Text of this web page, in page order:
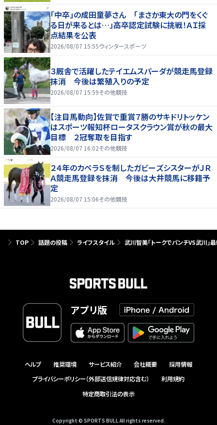
「中卒」の成田童夢さん 「まさか東大の門をくぐ
る日が来るとは…」高卒認定試験に挑戦！ＡＩ採
点結果を公表
2026/08/07 15:55ウィンタースポーツ
３厩舎で活躍したテイエムスパーダが競走馬登録
抹消 今後は繁殖入りの予定
2026/08/07 15:59その他競技
【注目馬動向】佐賀で重賞７勝のサキドリトッケン
はスポーツ報知杯ロータスクラウン賞が秋の最大
目標 ２冠奪取を目指す
2026/08/07 16:02その他競技
２４年のカペラＳを制したガビーズシスターがＪＲ
Ａ競走馬登録を抹消 今後は大井競馬に移籍予
定
2026/08/07 15:06その他競技
TOP 話題の投稿 ライフスタイル 武川智美「トークでパンチVS武川
アプリ版
ヘルプ 推奨環境 サービス紹介 会社概要
採用情報
プライバシーポリシー（外部送信規律対応含む）
利用規約
特定商取引法の表示
Copyright © SPORTS BULL All rights reserved.